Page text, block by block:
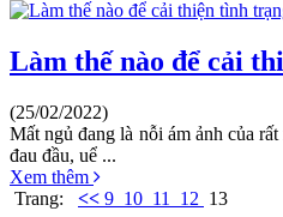
Làm thế nào để cải
(25/02/2022)
Mất ngủ đang là nỗi ám ảnh của
đau đầu, uể ...
Xem thêm
Trang: << 9 10 11 12 13